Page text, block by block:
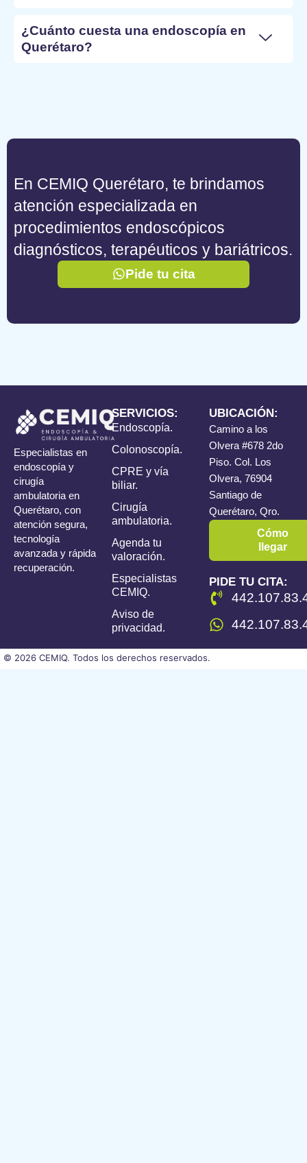
¿Cuánto cuesta una endoscopía en
Querétaro?
En CEMIQ Querétaro, te brindamos
atención especializada en
procedimientos endoscópicos
diagnósticos, terapéuticos y bariátricos.
Pide tu cita
Especialistas en
endoscopía y
cirugía
ambulatoria en
Querétaro, con
atención segura,
tecnología
avanzada y rápida
recuperación.
SERVICIOS:
Endoscopía.
Colonoscopía.
CPRE y vía
biliar.
Cirugía
ambulatoria.
Agenda tu
valoración.
Especialistas
CEMIQ.
Aviso de
privacidad.
UBICACIÓN:
Camino a los
Olvera #678 2do
Piso. Col. Los
Olvera, 76904
Santiago de
Querétaro, Qro.
Cómo
llegar
PIDE TU CITA:
© 2026 CEMIQ. Todos los derechos reservados.